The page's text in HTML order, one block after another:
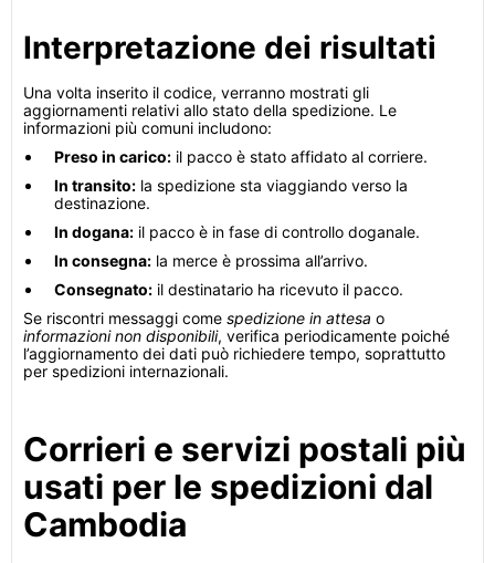
Interpretazione dei risultati
Una volta inserito il codice, verranno mostrati gli
aggiornamenti relativi allo stato della spedizione. Le
informazioni più comuni includono:
Preso in carico: il pacco è stato affidato al corriere.
In transito: la spedizione sta viaggiando verso la
destinazione.
In dogana: il pacco è in fase di controllo doganale.
In consegna: la merce è prossima all’arrivo.
Consegnato: il destinatario ha ricevuto il pacco.
Se riscontri messaggi come spedizione in attesa o
informazioni non disponibili, verifica periodicamente poiché
l’aggiornamento dei dati può richiedere tempo, soprattutto
per spedizioni internazionali.
Corrieri e servizi postali più
usati per le spedizioni dal
Cambodia